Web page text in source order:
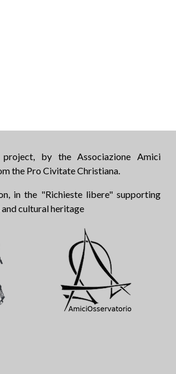
by the Associazione Amici
the Pro Civitate Christiana.
in the "Richieste libere" supporting
cultural heritage